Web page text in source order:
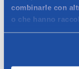
combinarle con
o che hanno
Contatto del
Dettagli
combattere a lungo